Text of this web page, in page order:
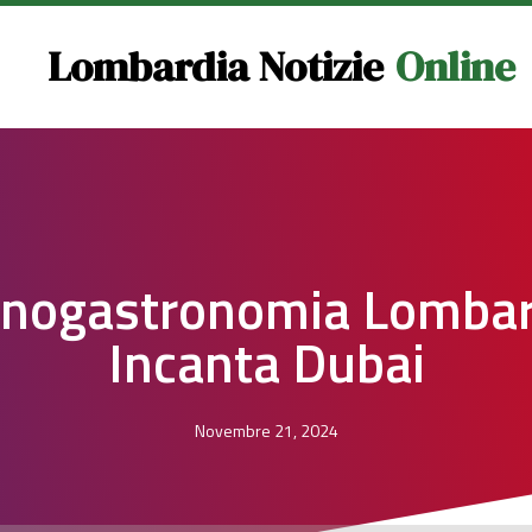
Lombardia Notizie Online
Incanta Dubai
Novembre 21, 2024